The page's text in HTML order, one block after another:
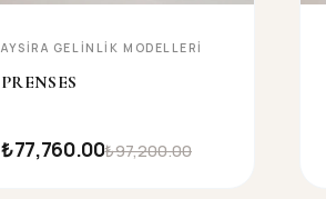
AYSIRA GELINLIK MODELLERI
PRENSES
₺97,200.00
₺77,760.00